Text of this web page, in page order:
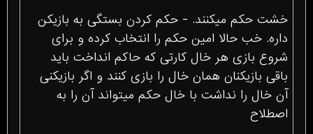
خشت حکم میکنند. - حکم کردن بستگی به بازیکن
داره. خب حالا امین حکم را انتخاب کرده و برای
شروع بازی هر خال کارتی که حاکم انداخت باید
باقی بازیکنان همان خال را بازی کنند و اگر بازیکنی
آن خال را نداشت با خال حکم میتواند آن را به
اصطلاح